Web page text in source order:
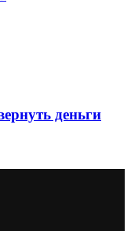
деньги